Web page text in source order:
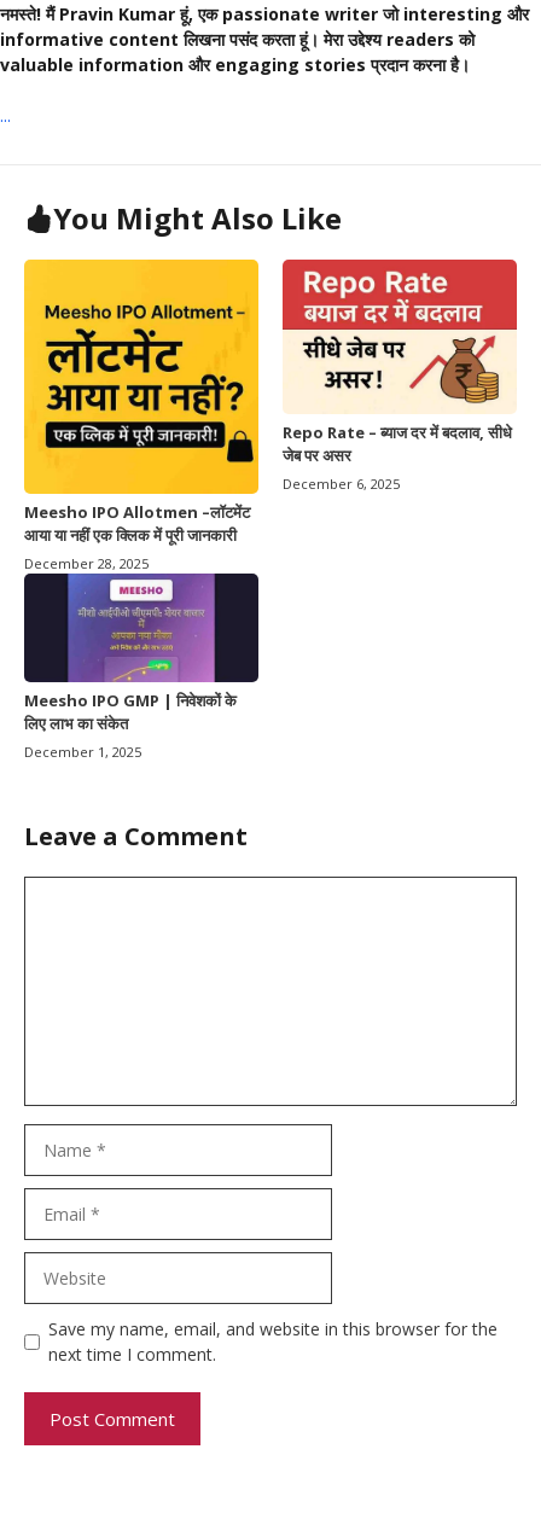
नमस्ते! मैं Pravin Kumar हूं, एक passionate writer जो interesting और
informative content लिखना पसंद करता हूं। मेरा उद्देश्य readers को
valuable information और engaging stories प्रदान करना है।
...
You Might Also Like
Meesho IPO Allotmen –लॉटमेंट
आया या नहीं एक क्लिक में पूरी जानकारी
December 28, 2025
Repo Rate – ब्याज दर में बदलाव, सीधे
जेब पर असर
December 6, 2025
Meesho IPO GMP | निवेशकों के
लिए लाभ का संकेत
December 1, 2025
Leave a Comment
Save my name, email, and website in this browser for the
next time I comment.